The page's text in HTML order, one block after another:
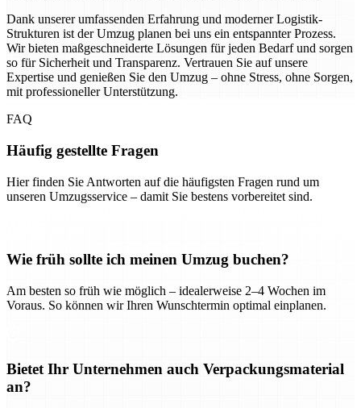
Dank unserer umfassenden Erfahrung und moderner Logistik-
Strukturen ist der Umzug planen bei uns ein entspannter Prozess.
Wir bieten maßgeschneiderte Lösungen für jeden Bedarf und sorgen
so für Sicherheit und Transparenz. Vertrauen Sie auf unsere
Expertise und genießen Sie den Umzug – ohne Stress, ohne Sorgen,
mit professioneller Unterstützung.
FAQ
Häufig gestellte Fragen
Hier finden Sie Antworten auf die häufigsten Fragen rund um
unseren Umzugsservice – damit Sie bestens vorbereitet sind.
Wie früh sollte ich meinen Umzug buchen?
Am besten so früh wie möglich – idealerweise 2–4 Wochen im
Voraus. So können wir Ihren Wunschtermin optimal einplanen.
Bietet Ihr Unternehmen auch Verpackungsmaterial
an?